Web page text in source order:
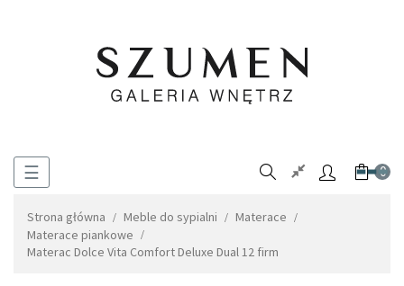
Toggle
☰ 0
Strona główna Meble do sypialni
Materace
Materace piankowe
Materac Dolce Vita Comfort Deluxe Dual 12 firm